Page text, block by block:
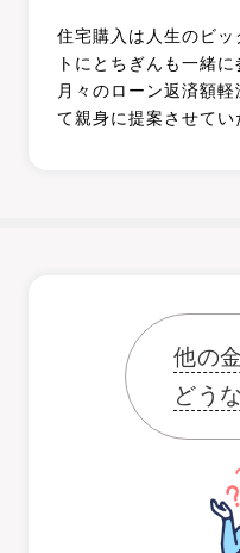
住宅購入は人生のビ
トにとちぎんも一緒
月々のローン返済額
て親身に提案させてい
他の
どう